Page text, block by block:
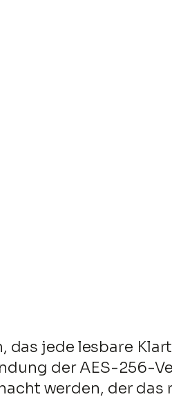
das jede lesbare
der AES-256-
werden, der